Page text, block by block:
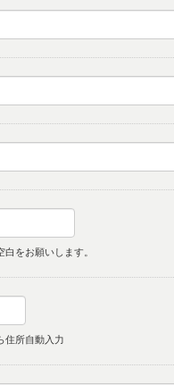
をお願いします。
住所自動入力